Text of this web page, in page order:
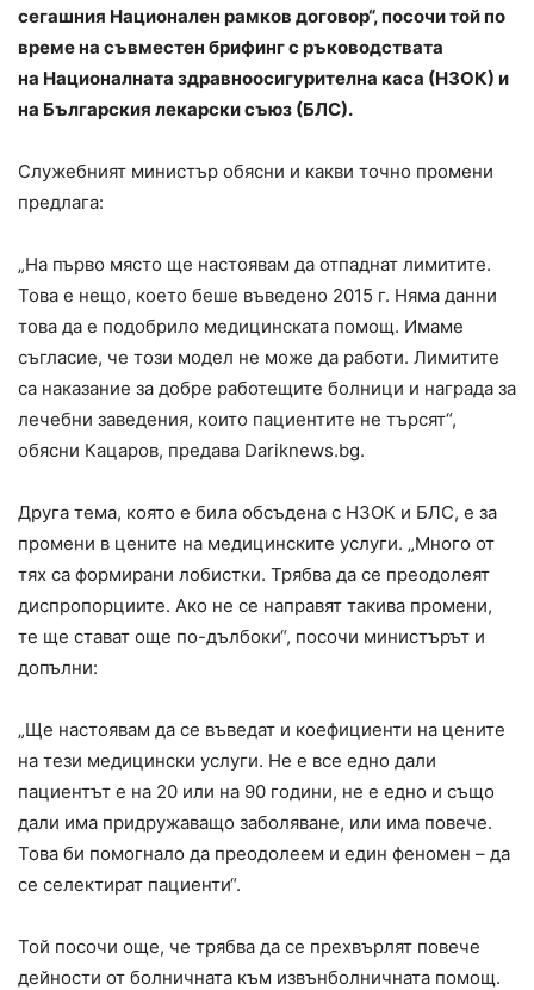
сегашния Национален рамков договор“, посочи той по
време на съвместен брифинг с ръководствата
на Националната здравноосигурителна каса (НЗОК) и
на Българския лекарски съюз (БЛС).
Служебният министър обясни и какви точно промени
предлага:
„На първо място ще настоявам да отпаднат лимитите.
Това е нещо, което беше въведено 2015 г. Няма данни
това да е подобрило медицинската помощ. Имаме
съгласие, че този модел не може да работи. Лимитите
са наказание за добре работещите болници и награда за
лечебни заведения, които пациентите не търсят“,
обясни Кацаров, предава Dariknews.bg.
Друга тема, която е била обсъдена с НЗОК и БЛС, е за
промени в цените на медицинските услуги. „Много от
тях са формирани лобистки. Трябва да се преодолеят
диспропорциите. Ако не се направят такива промени,
те ще стават още по-дълбоки“, посочи министърът и
допълни:
„Ще настоявам да се въведат и коефициенти на цените
на тези медицински услуги. Не е все едно дали
пациентът е на 20 или на 90 години, не е едно и също
дали има придружаващо заболяване, или има повече.
Това би помогнало да преодолеем и един феномен – да
се селектират пациенти“.
Той посочи още, че трябва да се прехвърлят повече
дейности от болничната към извънболничната помощ.